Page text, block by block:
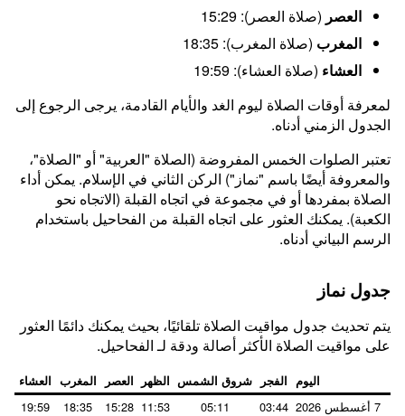
العصر (صلاة العصر): 15:29
المغرب (صلاة المغرب): 18:35
العشاء (صلاة العشاء): 19:59
لمعرفة أوقات الصلاة ليوم الغد والأيام القادمة، يرجى الرجوع إلى
الجدول الزمني أدناه.
تعتبر الصلوات الخمس المفروضة (الصلاة "العربية" أو "الصلاة"،
والمعروفة أيضًا باسم "نماز") الركن الثاني في الإسلام. يمكن أداء
الصلاة بمفردها أو في مجموعة في اتجاه القبلة (الاتجاه نحو
الكعبة). يمكنك العثور على اتجاه القبلة من الفحاحيل باستخدام
الرسم البياني أدناه.
جدول نماز
يتم تحديث جدول مواقيت الصلاة تلقائيًا، بحيث يمكنك دائمًا العثور
على مواقيت الصلاة الأكثر أصالة ودقة لـ الفحاحيل.
اليوم الفجر شروق الشمس الظهر العصر المغرب العشاء
7 أغسطس 2026 03:44
05:11
11:53
15:28
18:35
19:59